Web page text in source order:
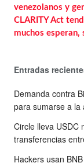
venezolanos y
CLARITY Act
muchos
Entradas
Demanda contra
para sumarse a la
Circle lleva USDC
transferencias
Hackers usan